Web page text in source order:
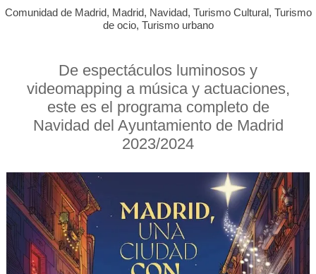
Comunidad de Madrid, Madrid, Navidad, Turismo Cultural, Turismo
de ocio, Turismo urbano
De espectáculos luminosos y
videomapping a música y actuaciones,
este es el programa completo de
Navidad del Ayuntamiento de Madrid
2023/2024